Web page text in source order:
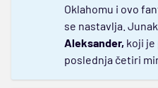
Oklahomu i ovo
se nastavlja.
Aleksander, koji je
poslednja četiri